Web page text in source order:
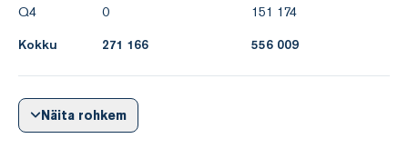
Q4
0
151 174
Kokku
271 166 556 009
Näita rohkem